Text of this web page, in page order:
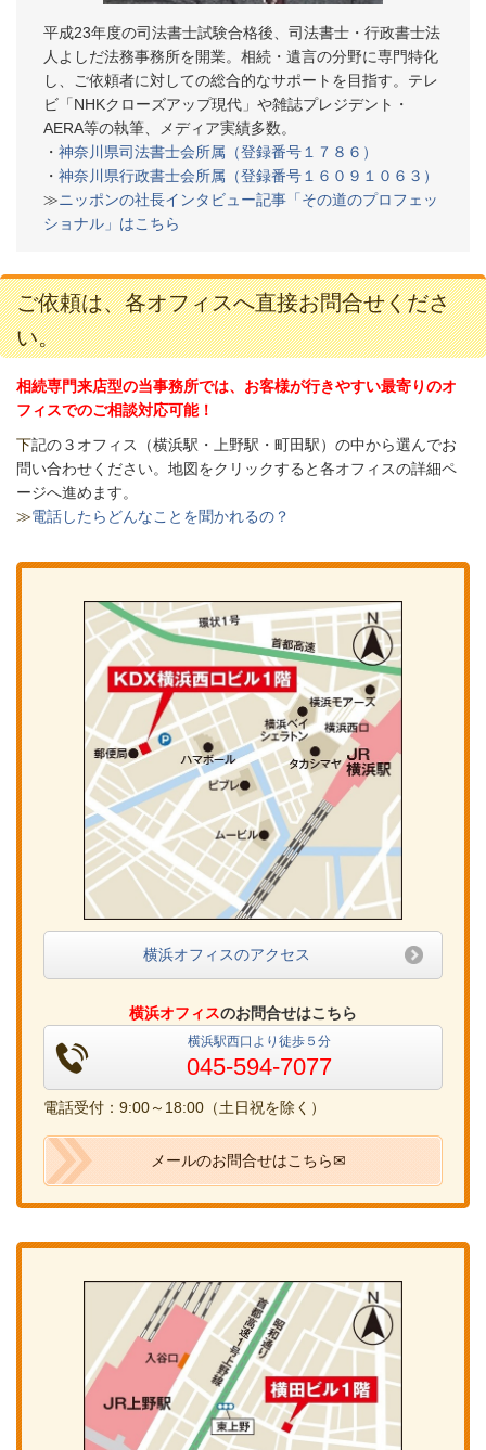
平成23年度の司法書士試験合格後、司法書士・行政書士法
人よしだ法務事務所を開業。相続・遺言の分野に専門特化
し、ご依頼者に対しての総合的なサポートを目指す。テレ
ビ「NHKクローズアップ現代」や雑誌プレジデント・
AERA等の執筆、メディア実績多数。
・ 神奈川県司法書士会所属（登録番号１７８６）
・ 神奈川県行政書士会所属（登録番号１６０９１０６３）
≫ニッポンの社長インタビュー記事「その道のプロフェッ
ショナル」はこちら
ご依頼は、各オフィスへ直接お問合せくださ
い。
相続専門来店型の当事務所では、お客様が行きやすい最寄りのオ
フィスでのご相談対応可能！
下記の３オフィス（横浜駅・上野駅・町田駅）の中から選んでお
問い合わせください。 地図をクリックすると各オフィスの詳細ペ
ージへ進めます。
≫電話したらどんなことを聞かれるの？
横浜オフィスのアクセス
横浜オフィスのお問合せはこちら
横浜駅西口より徒歩５分
045-594-7077
電話受付：9:00～18:00（土日祝を除く）
メールのお問合せはこちら✉